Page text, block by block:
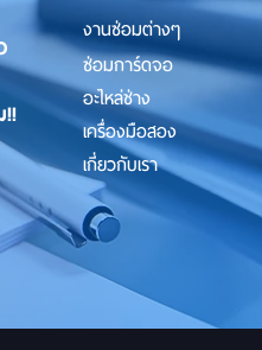
!!
งานซ่อมต่างๆ
ซ่อมการ์ดจอ
อะไหล่ช่าง
เครื่องมือสอง
เกี่ยวกับเรา